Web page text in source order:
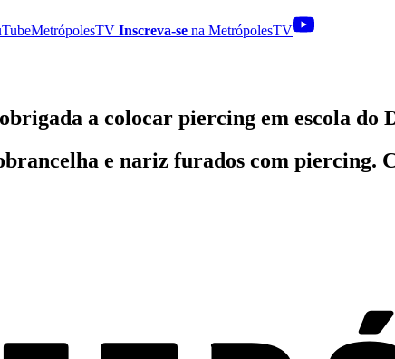
MetrópolesTV Inscreva-se na MetrópolesTV
a colocar piercing em escola do
e nariz furados com piercing.